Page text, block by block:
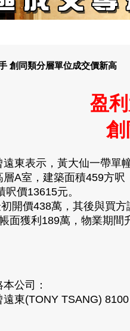
創同類分層單位成交價新高
盈
創
東表示，黃大仙一帶單
A室，建築面積459方
價13615元。
438萬，其後與買方議
面獲利189萬，物業期間
公司：
東(TONY TSANG)